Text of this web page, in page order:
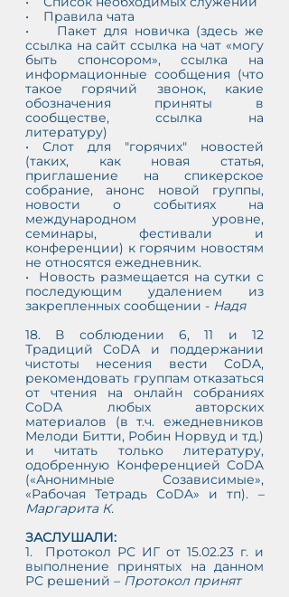
•    Правила чата
•    Пакет для новичка (здесь же
ссылка на сайт ссылка на чат «могу
быть спонсором», ссылка на
информационные сообщения (что
такое горячий звонок, какие
обозначения приняты в
сообществе, ссылка на
литературу)
• Слот для "горячих" новостей
(таких, как новая статья,
приглашение на спикерское
собрание, анонс новой группы,
новости о событиях на
международном уровне,
семинары, фестивали и
конференции) к горячим новостям
не относятся ежедневник.
•  Новость размещается на сутки с
последующим удалением из
закрепленных сообщении - Надя
18. В соблюдении 6, 11 и 12
Традиций CoDA и поддержании
чистоты несения вести CoDA,
рекомендовать группам отказаться
от чтения на онлайн собраниях
CoDA любых авторских
материалов (в т.ч. ежедневников
Мелоди Битти, Робин Норвуд и тд.)
и читать только литературу,
одобренную Конференцией CoDA
(«Анонимные Созависимые»,
«Рабочая Тетрадь CoDA» и тп). –
Маргарита К.
ЗАСЛУШАЛИ:
1.  Протокол РС ИГ от 15.02.23 г. и
выполнение принятых на данном
РС решений – Протокол принят